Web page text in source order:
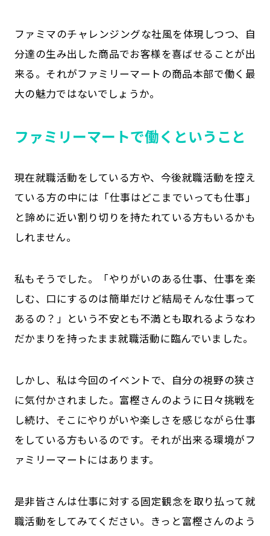
ファミマのチャレンジングな社風を体現しつつ、自
分達の生み出した商品でお客様を喜ばせることが出
来る。それがファミリーマートの商品本部で働く最
大の魅力ではないでしょうか。
ファミリーマートで働くということ
現在就職活動をしている方や、今後就職活動を控え
ている方の中には「仕事はどこまでいっても仕事」
と諦めに近い割り切りを持たれている方もいるかも
しれません。
私もそうでした。「やりがいのある仕事、仕事を楽
しむ、口にするのは簡単だけど結局そんな仕事って
あるの？」という不安とも不満とも取れるようなわ
だかまりを持ったまま就職活動に臨んでいました。
しかし、私は今回のイベントで、自分の視野の狭さ
に気付かされました。富樫さんのように日々挑戦を
し続け、そこにやりがいや楽しさを感じながら仕事
をしている方もいるのです。それが出来る環境がフ
ァミリーマートにはあります。
是非皆さんは仕事に対する固定観念を取り払って就
職活動をしてみてください。きっと富樫さんのよう